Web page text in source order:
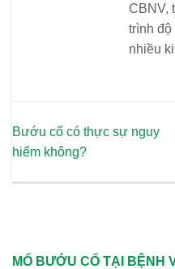
CBNV,
trình độ
nhiều
Bướu cổ có thực sự nguy
hiểm không?
MỔ BƯỚU CỔ TẠI BỆNH